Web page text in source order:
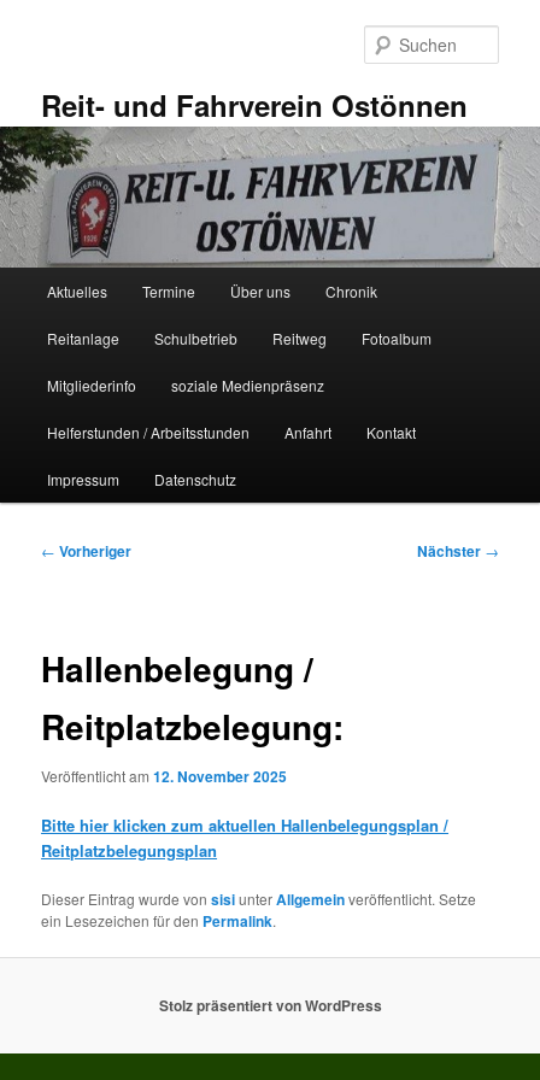
Reit- und Fahrverein Ostönnen
Aktuelles Termine Über uns Chronik
Reitanlage Schulbetrieb Reitweg Fotoalbum
Mitgliederinfo soziale Medienpräsenz
Helferstunden / Arbeitsstunden Anfahrt Kontakt
Impressum Datenschutz
Beitragsnavigation
← Vorheriger Nächster →
Hallenbelegung /
Reitplatzbelegung:
Veröffentlicht am12. November 2025
Bitte hier klicken zum aktuellen Hallenbelegungsplan /
Reitplatzbelegungsplan
Dieser Eintrag wurde vonsisiunterAllgemeinveröffentlicht. Setze
ein Lesezeichen für den Permalink.
Stolz präsentiert von WordPress